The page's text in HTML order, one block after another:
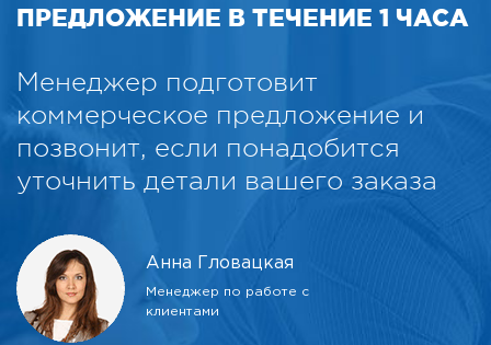
ПРЕДЛОЖЕНИЕ В ТЕЧЕНИЕ 1 ЧАСА
Менеджер подготовит
коммерческое предложение и
позвонит, если понадобится
уточнить детали вашего заказа
Анна Гловацкая
Менеджер по работе с
клиентами